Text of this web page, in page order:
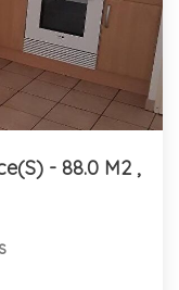
- 88.0 M2 ,